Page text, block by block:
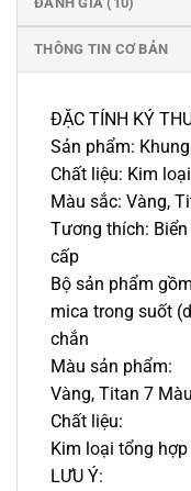
THÔNG TIN CƠ BẢN
ĐẶC TÍNH KÝ
Sản phẩm:
Chất liệu: Kim
Màu sắc: Vàng,
Tương thích:
cấp
Bộ sản phẩm
mica trong suốt
chắn
Màu sản phẩm:
Vàng, Titan 7
Chất liệu:
Kim loại tổng
LƯU Ý: